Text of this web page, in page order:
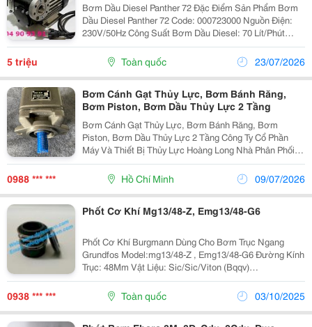
Bơm Dầu Diesel Panther 72 Đặc Điểm Sản Phẩm Bơm
Dầu Diesel Panther 72 Code: 000723000 Nguồn Điện:
230V/50Hz Công Suất Bơm Dầu Diesel: 70 Lít/Phút
Công Suất Motor: 500W Zen Kết Nối: 1 Inch Bơm Liên
Tục Không Ngắt Quãng Bơm Dầu Diesel Panther 72
5 triệu Toàn quốc 23/07/2026
Bơm Cánh Gạt Thủy Lực, Bơm Bánh Răng,
Bơm Piston, Bơm Dầu Thủy Lực 2 Tầng
Bơm Cánh Gạt Thủy Lực, Bơm Bánh Răng, Bơm
Piston, Bơm Dầu Thủy Lực 2 Tầng Công Ty Cổ Phần
Máy Và Thiết Bị Thủy Lực Hoàng Long Nhà Phân Phối
Thiết Bị Thủy Lực - Khí Nén Và Máy Móc Tự Động Hóa.
Tư Vấn, Sửa Chữa, Thi Công, Thiết Kế Hệ Thống Thủy
0988 *** *** Hồ Chí Minh 09/07/2026
Phốt Cơ Khí Mg13/48-Z, Emg13/48-G6
Phốt Cơ Khí Burgmann Dùng Cho Bơm Trục Ngang
Grundfos Model:mg13/48-Z , Emg13/48-G6 Đường Kính
Trục: 48Mm Vật Liệu: Sic/Sic/Viton (Bqqv)
Sic/Sic/Epdm (Bqqe) Chịu Nhiệt Độ Cao Phớt Bơm
Grundfos ( Mechanical Seal Type Mg13 &Amp; Emg13)
0938 *** *** Toàn quốc 03/10/2025